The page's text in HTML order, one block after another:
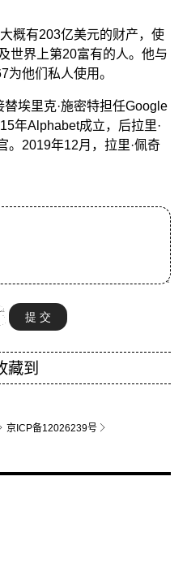
概有203亿美元的财产，使
世界上第20富有的人。他与
为他们私人使用。
埃里克·施密特担任Google
年Alphabet成立，后拉里·
。2019年12月，拉里·佩奇
京ICP备12026239号